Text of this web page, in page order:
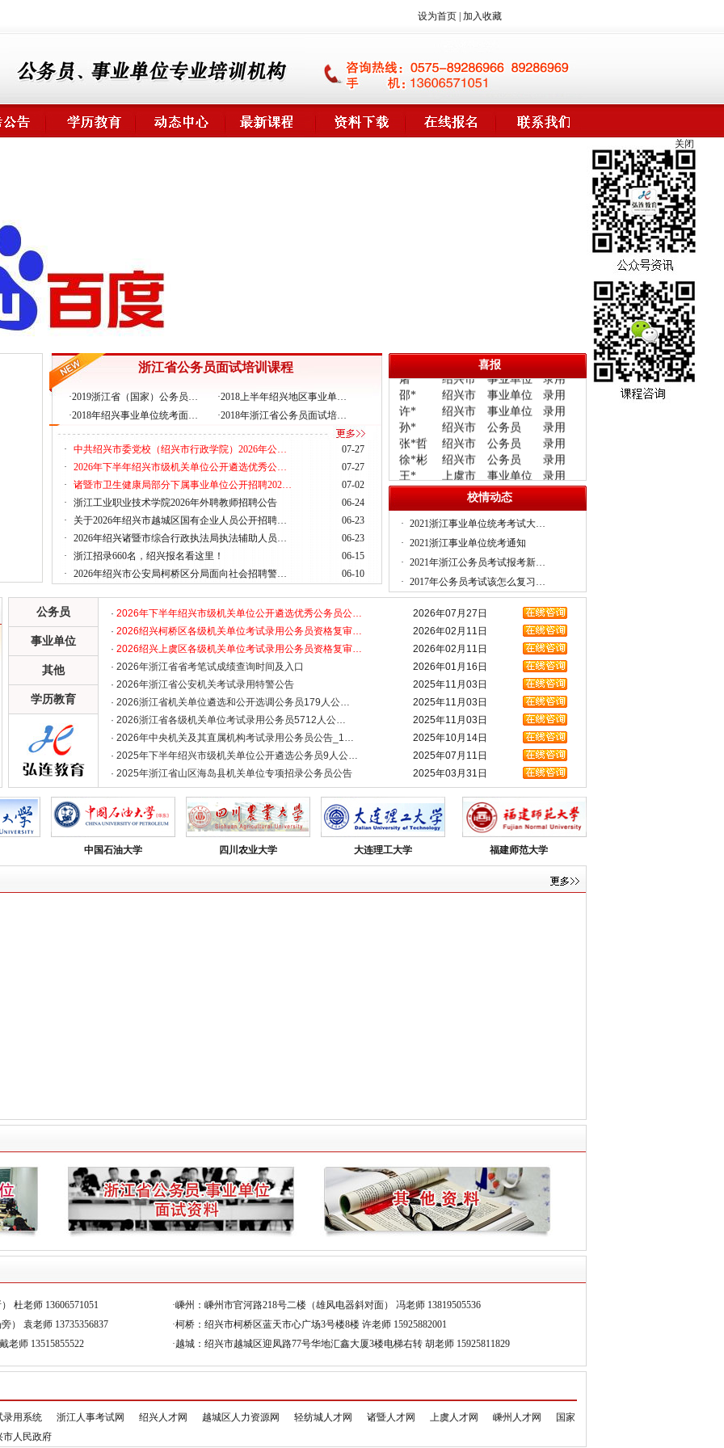
设为首页| 加入收藏
浙江省公务员面试培训课程
·2019浙江省（国家）公务员… ·2018上半年绍兴地区事业单…
·2018年绍兴事业单位统考面… ·2018年浙江省公务员面试培…
· 中共绍兴市委党校（绍兴市行政学院）2026年公…
07-27
·
2026年下半年绍兴市级机关单位公开遴选优秀公…
07-27
·
诸暨市卫生健康局部分下属事业单位公开招聘202…
07-02
·
浙江工业职业技术学院2026年外聘教师招聘公告
06-24
·
关于2026年绍兴市越城区国有企业人员公开招聘…
06-23
·
2026年绍兴诸暨市综合行政执法局执法辅助人员…
06-23
·
浙江招录660名，绍兴报名看这里！
06-15
·
2026年绍兴市公安局柯桥区分局面向社会招聘警… 06-10
喜报
姓名 地区 类别
情况
屠*
事业单位
邵*
绍兴市 事业单位
录用
许*
绍兴市 事业单位 录用
孙* 绍兴市 公务员 录用
张*哲 绍兴市 公务员 录用
徐 彬 绍兴市 公务员
录用
王*
上虞市 事业单位
录用
应*俊
上虞市 事业单位
录用
李*琳
上虞市 事业单位
录用
应*峰
上虞市 公务员
录用
陈*
上虞市 公务员
录用
车*汀
上虞市 公务员
赵*智
诸暨市 事业单位
录用
刘*颖
诸暨市 事业单位
徐*嫣
绍兴市 事业单位
录用
童*磊
绍兴市 事业单位
录用
杨*
新昌市 事业单位
录用
丁*
新昌市 事业单位
录用
王*琴
新昌市 事业单位
录用
卫生系统
录用
上虞市 卫生系统
录用
黄*
上虞市 卫生系统
录用
梁*祺
上虞市 卫生系统
录用
徐*嫣
绍兴市 事业单位
录用
童*磊
绍兴市 事业单位
录用
陈*
绍兴市 事业单位 录用
宋*安 绍兴市 事业单位 录用
王*超 绍兴市 事业单位 录用
陈* 绍兴市 事业单位 录用
马* 绍兴市 事业单位
录用
吕*斌
事业单位
录用
周*莉
上虞市 事业单位
录用
录用
校情动态
· 2021浙江事业单位统考考试大…
· 2021浙江事业单位统考通知
· 2021年浙江公务员考试报考新…
· 2017年公务员考试该怎么复习…
公务员
事业单位
其他
学历教育
· 2026年下半年绍兴市级机关单位公开遴选优秀公务员公…
2026年07月27日
· 2026绍兴柯桥区各级机关单位考试录用公务员资格复审…
2026年02月11日
· 2026绍兴上虞区各级机关单位考试录用公务员资格复审…
2026年02月11日
· 2026年浙江省省考笔试成绩查询时间及入口
2026年01月16日
· 2026年浙江省公安机关考试录用特警公告
2025年11月03日
· 2026浙江省机关单位遴选和公开选调公务员179人公…
2025年11月03日
· 2026浙江省各级机关单位考试录用公务员5712人公…
2025年11月03日
· 2026年中央机关及其直属机构考试录用公务员公告_1…
2025年10月14日
· 2025年下半年绍兴市级机关单位公开遴选公务员9人公…
2025年07月11日
· 2025年浙江省山区海岛县机关单位专项招录公务员公告
2025年03月31日
·2026年绍兴市级机关单位公开遴选优秀公务员笔试时间…
2026年08月07日
·绍兴市退役军人事务局关于取消下属事业单位工作人员岗位…
2026年08月03日
·2026年绍兴嵊州市事业单位公开招聘工作人员拟聘用人…
2026年07月21日
· 2026年绍兴市上虞区事业单位公开招聘工作人员拟聘用…
2026年07月21日
· 2026年诸暨市事业单位工作人员公开招聘入围面试人员…
2026年06月04日
· 关于2026年绍兴市公安局面向社会公开招聘警务辅助人…
2026年07月31日
· 关于诸暨市公安局公开招聘第二十期辅警（编外人员）笔试…
2026年07月30日
专升本 湖南航空工业职…
计算机科学与技术、机械设计制造及其自动化
专升本
嘉兴学院
工商管理、会计学、人力资源管理、环境工程、土木工程…
专升本
渤海大学
会计学、工商管理、市场营销、旅游管理、物流管理、经…
国际经济与贸易、市场营销、财务管理、工程管理、旅游…
专升本
浙江师范大学
工商管理、会计学、小学教育、学前教育
浙江工商大学
英语、汉语言文学、法学、社会工作、财务管理、工商管…
浙江东方职业技…
大数据与会计、电子商务、工商企业管理、市场营销、酒…
浙江医药高等专… 药学、中药学
中国石油大学 四川农业大学 大连理工大学 福建师范大学
杜老师 13606571051
） 袁老师 13735356837
老师 13515855522
·嵊州：嵊州市官河路218号二楼（雄风电器斜对面） 冯老师 13819505536
·柯桥：绍兴市柯桥区蓝天市心广场3号楼8楼 许老师 15925882001
·越城：绍兴市越城区迎凤路77号华地汇鑫大厦3楼电梯右转 胡老师 15925811829
录用系统 浙江人事考试网 绍兴人才网 越城区人力资源网 轻纺城人才网 诸暨人才网 上虞人才网 嵊州人才网
国家
市人民政府
关闭